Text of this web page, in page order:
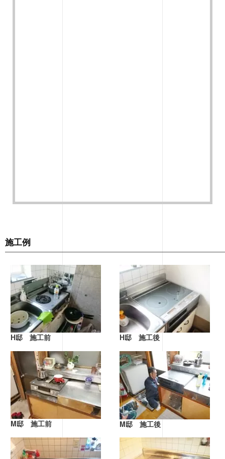
施工例
H邸 施工前 H邸 施工後
M邸 施工前 M邸 施工後